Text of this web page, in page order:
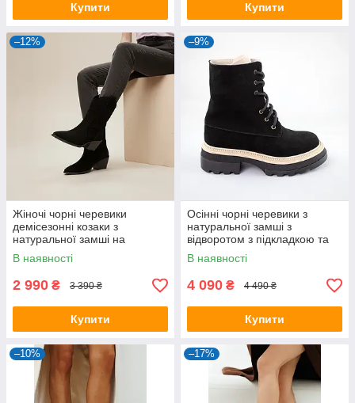
Купити Купити
–12%
Жіночі чорні черевики
демісезонні козаки з
натуральної замші на
підборах
В наявності
2 990 ₴ 3 390 ₴
Купити
–9%
Осінні чорні черевики з
натуральної замші з
відворотом з підкладкою та
утепленою підкладкою на
байку
В наявності
4 090 ₴ 4 490 ₴
Купити
–10% –17%